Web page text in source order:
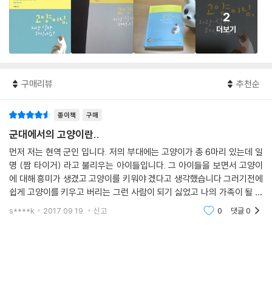
2
더보기
구매리뷰 추천순
종이책 구매
군대에서의 고양이란..
먼저 저는 현역 군인 입니다. 저의 부대에는 고양이가 총 6마리 있는데 일
명 (짬 타이거) 라고 불리우는 아이들입니다. 그 아이들을 보면서 고양이
에 대해 흥미가 생겼고 고양이를 키워야 겠다고 생각했습니다 그러기전에
쉽게 고양이를 키우고 버리는 그런 사람이 되기 싫었고 나의 가족이 될 아
이여서 먼저 알아보자는 생각으로 책을 구매하게 되었습니다. 책의 내용은
s****k 2017.09.19. 신고 0 댓글0